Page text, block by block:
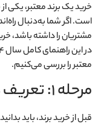
خرید یک برند معتبر، یکی
است. اگر شما به‌دنبال
مشتریان را داشته باشد،
معتبر را بررسی می‌کنیم.
مرحله 1: تعریف دقیق نیاز خود از برند
قبل از خرید برند، باید